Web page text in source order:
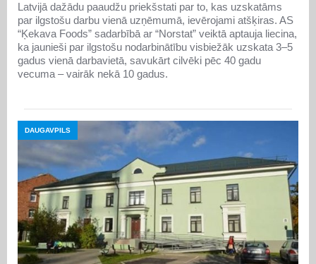
Latvijā dažādu paaudžu priekšstati par to, kas uzskatāms
par ilgstošu darbu vienā uzņēmumā, ievērojami atšķiras. AS
“Ķekava Foods” sadarbībā ar “Norstat” veiktā aptauja liecina,
ka jaunieši par ilgstošu nodarbinātību visbiežāk uzskata 3–5
gadus vienā darbavietā, savukārt cilvēki pēc 40 gadu
vecuma – vairāk nekā 10 gadus.
DAUGAVPILS